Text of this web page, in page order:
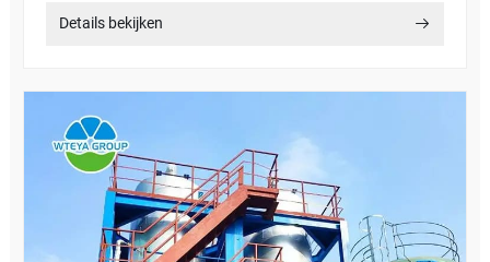
Details bekijken